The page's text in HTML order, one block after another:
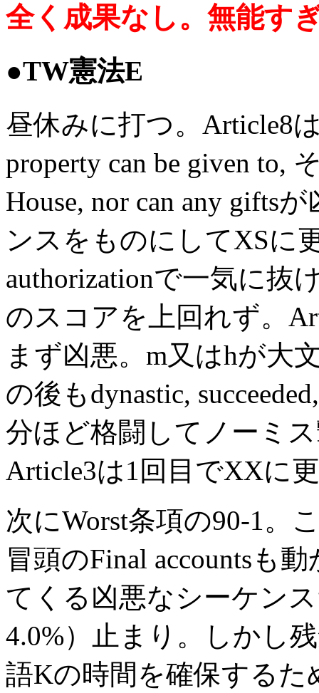
全く成果なし。無能す
●TW憲法E
昼休みに打つ。Article8
property can be given to,
House, nor can any gifts
ンスをものにしてXSに
authorizationで一気に抜
のスコアを上回れず。
まず凶悪。m又はhが大
の後もdynastic,
分ほど格闘してノーミ
Article3は1回目でXXに
次にWorst条項の90-1。
冒頭のFinal accountsも
てくる凶悪なシーケン
4.0%）止まり。しかし
語Kの時間を確保するた